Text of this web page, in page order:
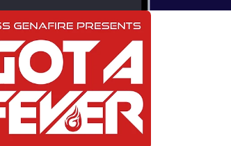
3000x3000_12292660.jp
Tiesto, Axwell, Duke